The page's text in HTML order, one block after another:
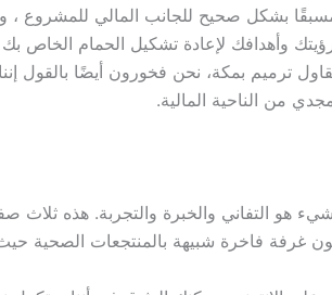
بشكل صحيح للجانب المالي للمشروع
وأهدافك لإعادة تشكيل الحمام الخاص
ترميم بمكة، نحن فخورون أيضًا بالقول
من الناحية المالية.
هو التفاني والخبرة والتجربة. هذه ثلاث
غرفة فاخرة شبيهة بالمنتجعات